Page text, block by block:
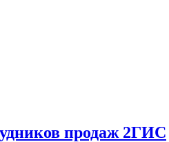
продаж 2ГИС